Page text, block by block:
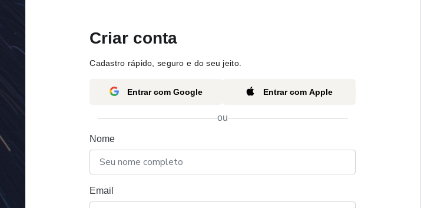
Criar conta
Cadastro rápido, seguro e do seu jeito.
Entrar com Google Entrar com Apple
ou
Nome
Email